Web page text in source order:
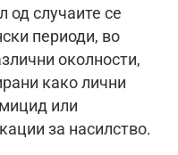
од случаите се
периоди, во
околности,
како лични
или
за насилство.